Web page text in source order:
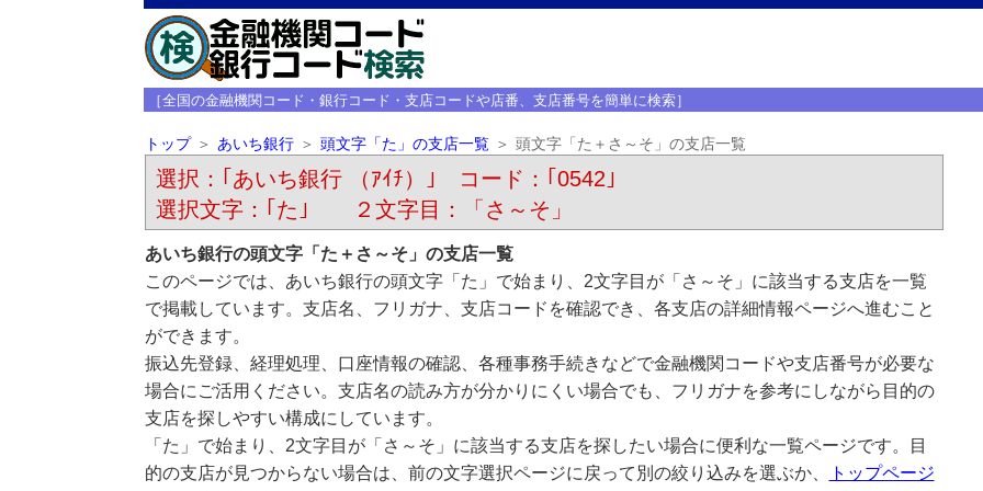
［全国の金融機関コード・銀行コード・支店コードや店番、支店番号を簡単に検索］
トップ あいち銀行 頭文字「た」の支店一覧 頭文字「た＋さ～そ」の支店一覧
選択：｢あいち銀行 （ｱｲﾁ）｣ コード：｢0542｣
選択文字：｢た｣ ２文字目：「さ～そ」
あいち銀行の頭文字「た＋さ～そ」の支店一覧
このページでは、あいち銀行の頭文字「た」で始まり、2文字目が「さ～そ」に該当する支店を一覧
で掲載しています。支店名、フリガナ、支店コードを確認でき、各支店の詳細情報ページへ進むこと
ができます。
振込先登録、経理処理、口座情報の確認、各種事務手続きなどで金融機関コードや支店番号が必要な
場合にご活用ください。支店名の読み方が分かりにくい場合でも、フリガナを参考にしながら目的の
支店を探しやすい構成にしています。
「た」で始まり、2文字目が「さ～そ」に該当する支店を探したい場合に便利な一覧ページです。目
的の支店が見つからない場合は、前の文字選択ページに戻って別の絞り込みを選ぶか、
トップページ